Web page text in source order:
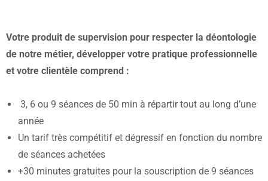
Votre produit de supervision pour respecter la déontologie
de notre métier, développer votre pratique professionnelle
et votre clientèle comprend :
3, 6 ou 9 séances de 50 min à répartir tout au long d’une
année
Un tarif très compétitif et dégressif en fonction du nombre
de séances achetées
+30 minutes gratuites pour la souscription de 9 séances